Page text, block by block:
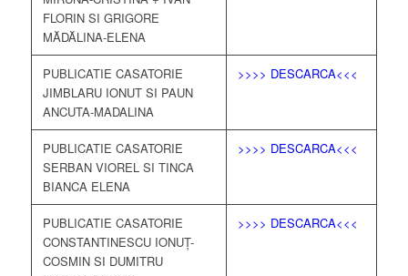
FLORIN SI GRIGORE
MĂDĂLINA-ELENA
PUBLICATIE CASATORIE
JIMBLARU IONUT SI PAUN
ANCUTA-MADALINA
>>>> DESCARCA<<<
PUBLICATIE CASATORIE
SERBAN VIOREL SI TINCA
BIANCA ELENA
>>>> DESCARCA<<<
PUBLICATIE CASATORIE
CONSTANTINESCU IONUȚ-
COSMIN SI DUMITRU
>>>> DESCARCA<<<